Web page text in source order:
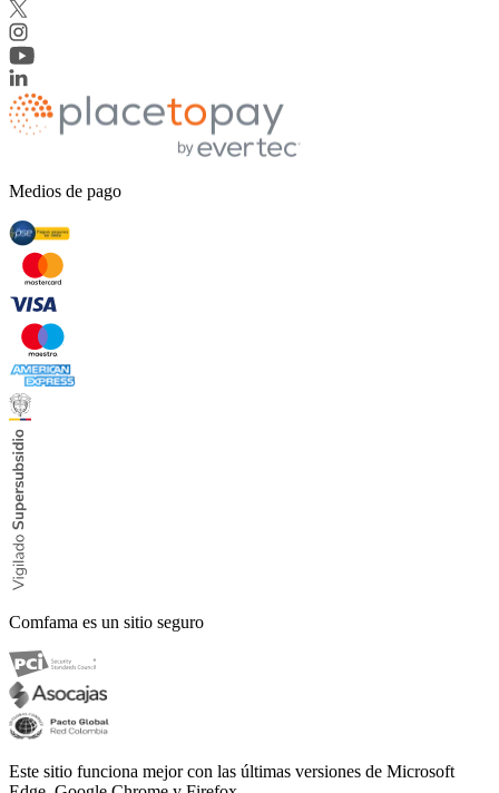
Medios de pago
Comfama es un sitio seguro
Este sitio funciona mejor con las últimas versiones de Microsoft